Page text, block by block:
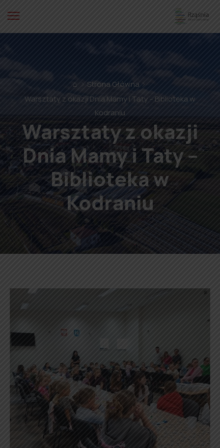
⌂
Strona Główna
Warsztaty z okazji Dnia Mamy i Taty – Biblioteka w
Kodraniu
Warsztaty z okazji
Dnia Mamy i Taty –
Biblioteka w
Kodraniu